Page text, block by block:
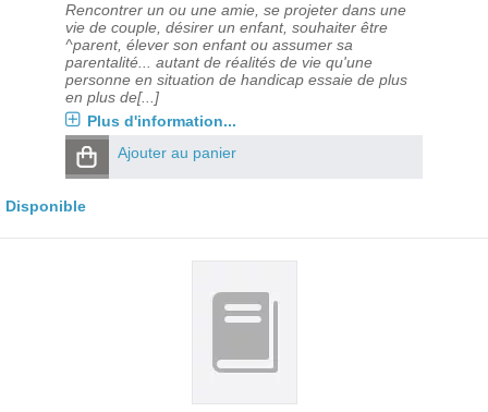
Rencontrer un ou une amie, se projeter dans une
vie de couple, désirer un enfant, souhaiter être
^parent, élever son enfant ou assumer sa
parentalité... autant de réalités de vie qu'une
personne en situation de handicap essaie de plus
en plus de[...]
Plus d'information...
Ajouter au panier
Disponible